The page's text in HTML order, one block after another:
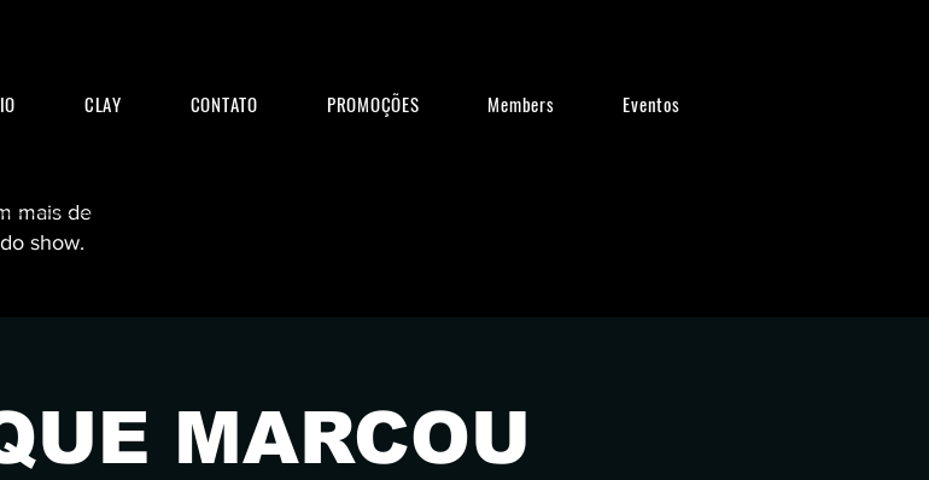
mais de
show.
CLAY CONTATO PROMOÇÕES Members Eventos
com bandas ao vivo, rock clássico, hard rock e tributos insanos. Procurando o que fazer em Curitiba? Vida noturna
música ao vivo Curitiba, rolê rock Curitiba. Aqui é bar de verdade.
MARCOU